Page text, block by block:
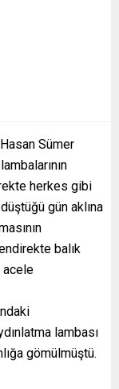
Sümer
herkes gibi
gün aklına
balık
acele
lambası
gömülmüştü.